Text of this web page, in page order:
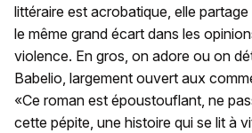
littéraire est acrobatique, elle
le même grand écart dans les
violence. En gros, on adore ou on
Babelio, largement ouvert aux
«Ce roman est époustouflant, ne
cette pépite, une histoire qui se lit à